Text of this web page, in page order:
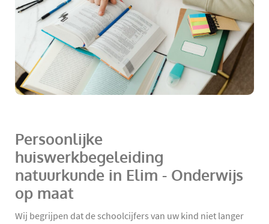
Persoonlijke
huiswerkbegeleiding
natuurkunde in Elim - Onderwijs
op maat
Wij begrijpen dat de schoolcijfers van uw kind niet langer